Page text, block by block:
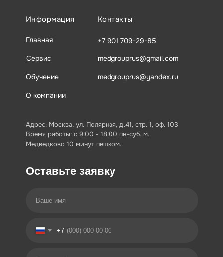
Главная
Сервис
Обучение
О компании
+7 901 709-29-85
medgrouprus@gmail.com
medgrouprus@yandex.ru
Информация Контакты
Оставьте заявку
+7
Адрес: Москва, ул. Полярная, д.41, стр. 1, оф. 103
Время работы: с 9:00 - 18:00 пн-суб. м.
Медведково 10 минут пешком.